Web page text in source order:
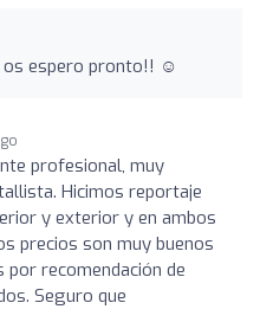
os espero pronto!! ☺️
profesional, muy
Hicimos reportaje
y exterior y en ambos
precios son muy buenos
por recomendación de
Seguro que